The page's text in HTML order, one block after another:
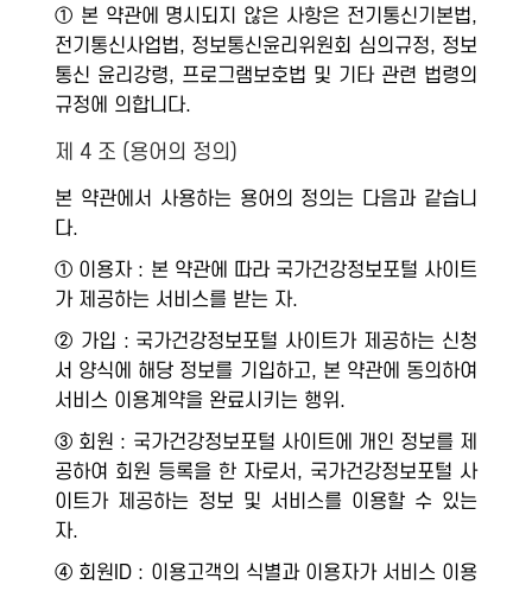
① 본 약관에 명시되지 않은 사항은 전기통신기본법,
전기통신사업법, 정보통신윤리위원회 심의규정, 정보
통신 윤리강령, 프로그램보호법 및 기타 관련 법령의
규정에 의합니다.
제 4 조 (용어의 정의)
본 약관에서 사용하는 용어의 정의는 다음과 같습니
다.
① 이용자 : 본 약관에 따라 국가건강정보포털 사이트
가 제공하는 서비스를 받는 자.
② 가입 : 국가건강정보포털 사이트가 제공하는 신청
서 양식에 해당 정보를 기입하고, 본 약관에 동의하여
서비스 이용계약을 완료시키는 행위.
③ 회원 : 국가건강정보포털 사이트에 개인 정보를 제
공하여 회원 등록을 한 자로서, 국가건강정보포털 사
이트가 제공하는 정보 및 서비스를 이용할 수 있는
자.
④ 회원ID : 이용고객의 식별과 이용자가 서비스 이용